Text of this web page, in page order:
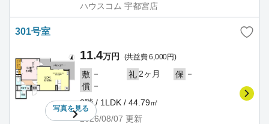
ハウスコム 宇都宮店
301号室
写真を見る
11.4万円 (共益費 6,000円)
敷 － 礼 2ヶ月 保 －
償 －
3階 / 1LDK / 44.79㎡
2026/08/07 更新